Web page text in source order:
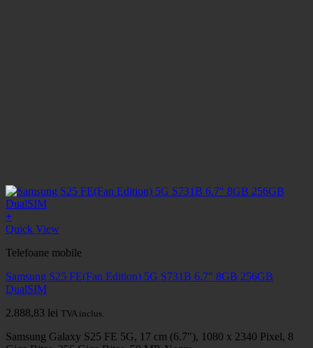
+
Quick View
Telefoane mobile
Samsung S25 FE(Fan Edition) 5G S731B 6.7" 8GB 256GB
DualSIM
2.888,83 lei TVA inclus.
Samsung Galaxy S25 FE 5G, 17 cm (6.7"), 1080 x 2340 Pixel, 8